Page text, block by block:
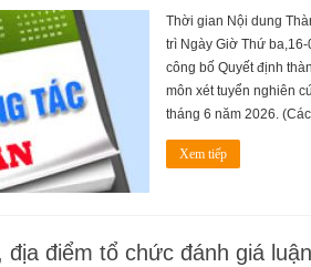
tác
tuần
3
tháng
6
năm
2026
(từ
ngày
15/6/2026
đến
ngày
21/6/2026)
Thời gian Nội dung
trì Ngày Giờ Thứ
công bố Quyết định
môn xét tuyển nghiên
tháng 6 năm 2026.
Xem tiếp
địa điểm tổ chức đánh giá